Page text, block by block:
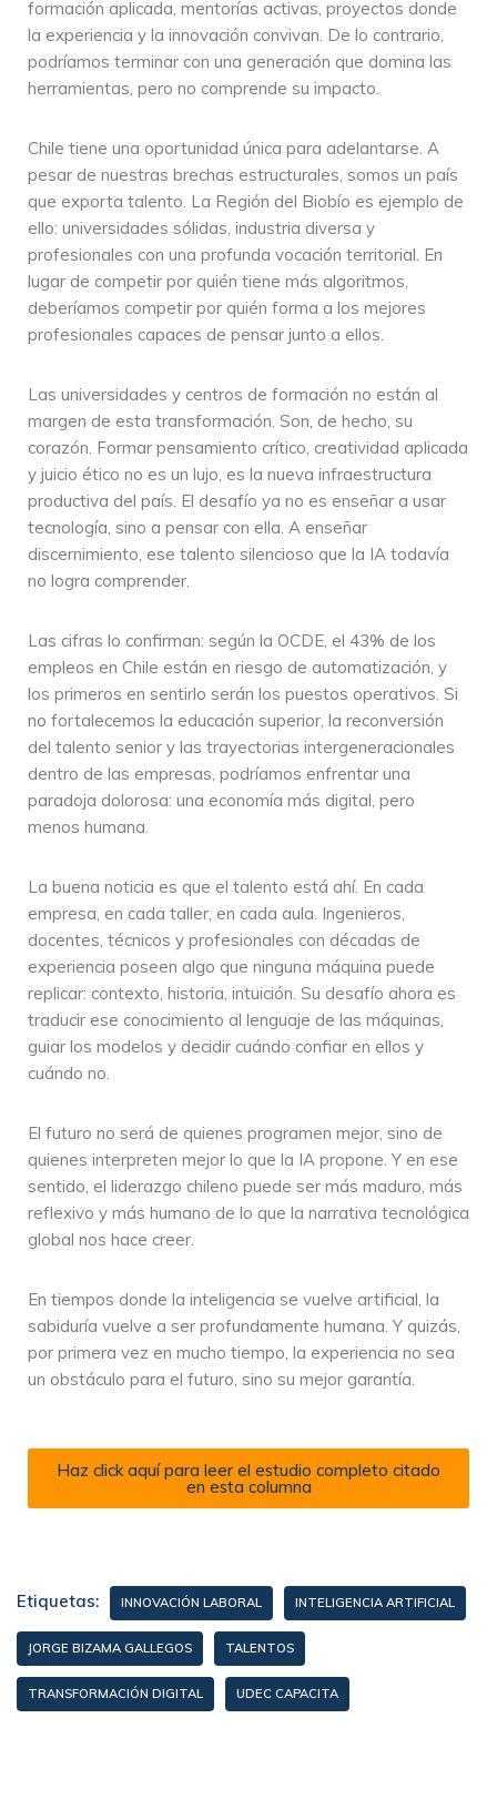
formación aplicada, mentorías activas, proyectos donde
la experiencia y la innovación convivan. De lo contrario,
podríamos terminar con una generación que domina las
herramientas, pero no comprende su impacto.
Chile tiene una oportunidad única para adelantarse. A
pesar de nuestras brechas estructurales, somos un país
que exporta talento. La Región del Biobío es ejemplo de
ello: universidades sólidas, industria diversa y
profesionales con una profunda vocación territorial. En
lugar de competir por quién tiene más algoritmos,
deberíamos competir por quién forma a los mejores
profesionales capaces de pensar junto a ellos.
Las universidades y centros de formación no están al
margen de esta transformación. Son, de hecho, su
corazón. Formar pensamiento crítico, creatividad aplicada
y juicio ético no es un lujo, es la nueva infraestructura
productiva del país. El desafío ya no es enseñar a usar
tecnología, sino a pensar con ella. A enseñar
discernimiento, ese talento silencioso que la IA todavía
no logra comprender.
Las cifras lo confirman: según la OCDE, el 43% de los
empleos en Chile están en riesgo de automatización, y
los primeros en sentirlo serán los puestos operativos. Si
no fortalecemos la educación superior, la reconversión
del talento senior y las trayectorias intergeneracionales
dentro de las empresas, podríamos enfrentar una
paradoja dolorosa: una economía más digital, pero
menos humana.
La buena noticia es que el talento está ahí. En cada
empresa, en cada taller, en cada aula. Ingenieros,
docentes, técnicos y profesionales con décadas de
experiencia poseen algo que ninguna máquina puede
replicar: contexto, historia, intuición. Su desafío ahora es
traducir ese conocimiento al lenguaje de las máquinas,
guiar los modelos y decidir cuándo confiar en ellos y
cuándo no.
El futuro no será de quienes programen mejor, sino de
quienes interpreten mejor lo que la IA propone. Y en ese
sentido, el liderazgo chileno puede ser más maduro, más
reflexivo y más humano de lo que la narrativa tecnológica
global nos hace creer.
En tiempos donde la inteligencia se vuelve artificial, la
sabiduría vuelve a ser profundamente humana. Y quizás,
por primera vez en mucho tiempo, la experiencia no sea
un obstáculo para el futuro, sino su mejor garantía.
Haz click aquí para leer el estudio completo citado
en esta columna
Etiquetas: INNOVACIÓN LABORAL INTELIGENCIA ARTIFICIAL
JORGE BIZAMA GALLEGOS TALENTOS
TRANSFORMACIÓN DIGITAL UDEC CAPACITA